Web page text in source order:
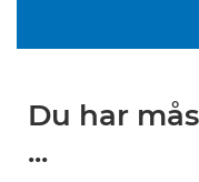
Du har
...